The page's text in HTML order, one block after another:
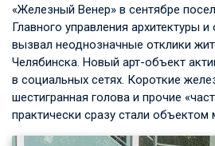
«Железный Венер» в сентябре
Главного управления архитектуры и
вызвал неоднозначные отклики
Челябинска. Новый арт-объект
в социальных сетях. Короткие
шестигранная голова и прочие
практически сразу стали объектом